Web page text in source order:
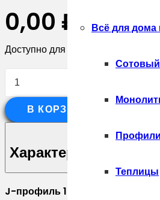
Всё для дома
Теплицы
0,00 ₽
Доступно для предзаказа
Количество
товара
J-
12мм
В КОРЗИНУ
Характеристики
J-профиль 12мм